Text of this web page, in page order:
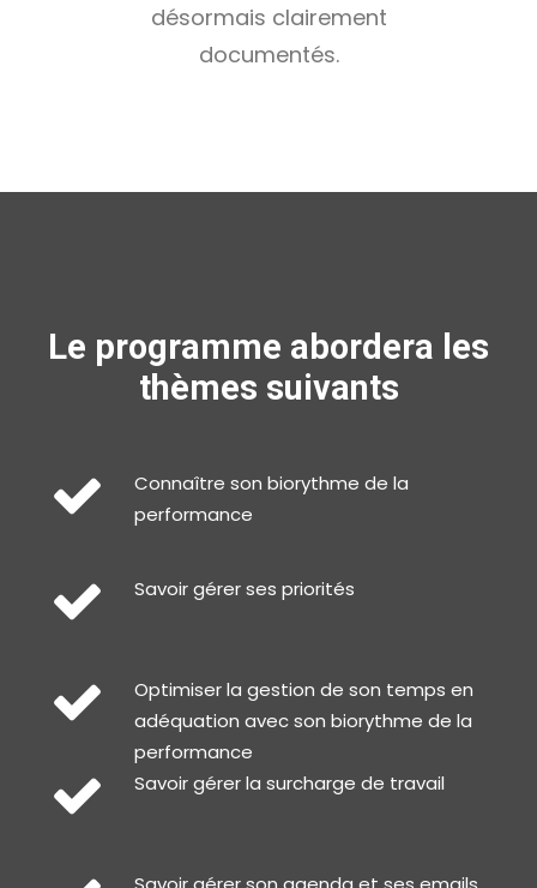
désormais clairement
documentés.
Le programme abordera les
thèmes suivants
Connaître son biorythme de la
performance
Savoir gérer ses priorités
Optimiser la gestion de son temps en
adéquation avec son biorythme de la
performance
Savoir gérer la surcharge de travail